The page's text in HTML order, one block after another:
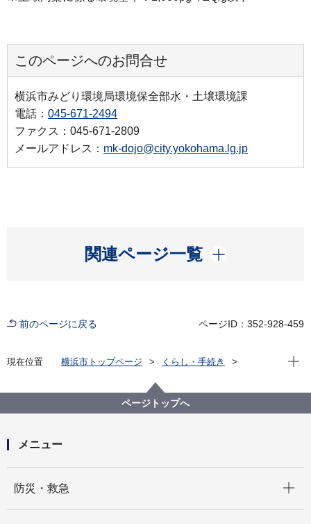
このページへのお問合せ
横浜市みどり環境局環境保全部水・土壌環境課
電話： 045-671-2494
ファクス：045-671-2809
メールアドレス： mk-dojo@city.yokohama.lg.jp
関連ページ一覧
開く
前のページに戻る ページID：352-928-459
現在位置 横浜市トップページ
くらし・手続き
土壌中のダイオキシン類調査結果
土壌中のダイオキシン類調査結果（平成29年度）
現在
ページトップへ
メニュー
防災・救急